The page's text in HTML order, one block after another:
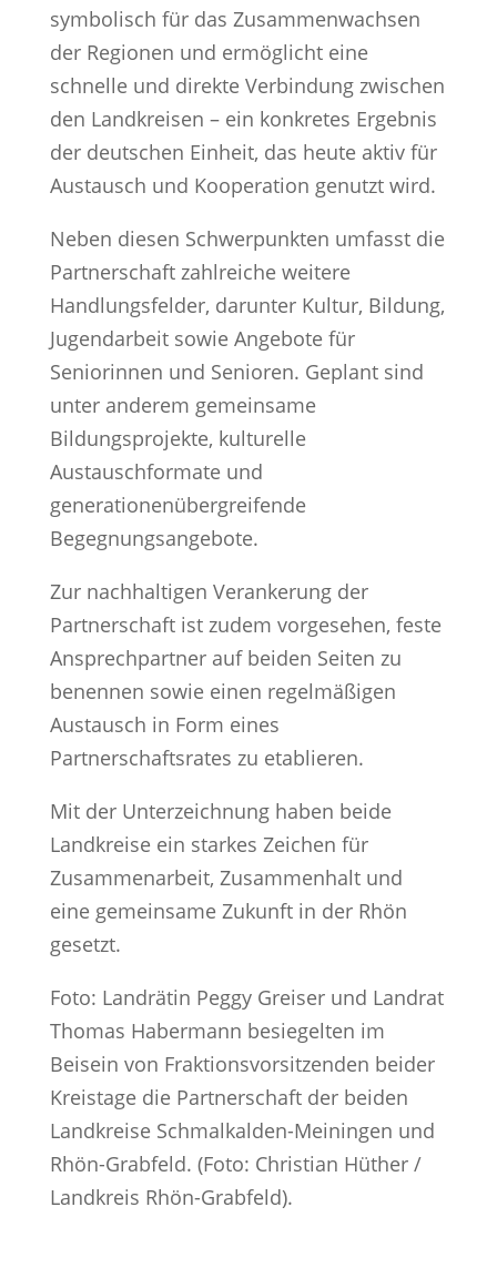
symbolisch für das Zusammenwachsen
der Regionen und ermöglicht eine
schnelle und direkte Verbindung zwischen
den Landkreisen – ein konkretes Ergebnis
der deutschen Einheit, das heute aktiv für
Austausch und Kooperation genutzt wird.
Neben diesen Schwerpunkten umfasst die
Partnerschaft zahlreiche weitere
Handlungsfelder, darunter Kultur, Bildung,
Jugendarbeit sowie Angebote für
Seniorinnen und Senioren. Geplant sind
unter anderem gemeinsame
Bildungsprojekte, kulturelle
Austauschformate und
generationenübergreifende
Begegnungsangebote.
Zur nachhaltigen Verankerung der
Partnerschaft ist zudem vorgesehen, feste
Ansprechpartner auf beiden Seiten zu
benennen sowie einen regelmäßigen
Austausch in Form eines
Partnerschaftsrates zu etablieren.
Mit der Unterzeichnung haben beide
Landkreise ein starkes Zeichen für
Zusammenarbeit, Zusammenhalt und
eine gemeinsame Zukunft in der Rhön
gesetzt.
Foto: Landrätin Peggy Greiser und Landrat
Thomas Habermann besiegelten im
Beisein von Fraktionsvorsitzenden beider
Kreistage die Partnerschaft der beiden
Landkreise Schmalkalden-Meiningen und
Rhön-Grabfeld. (Foto: Christian Hüther /
Landkreis Rhön-Grabfeld).